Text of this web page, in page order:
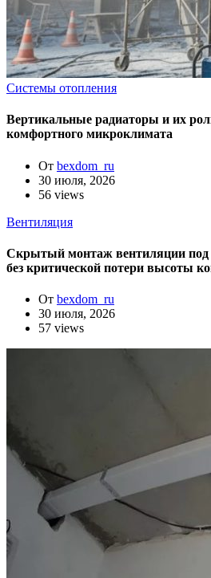
Системы отопления
Вертикальные радиаторы и их
комфортного микроклимата
От bexdom_ru
30 июля, 2026
56 views
Вентиляция
Скрытый монтаж вентиляции
без критической потери высоты
От bexdom_ru
30 июля, 2026
57 views